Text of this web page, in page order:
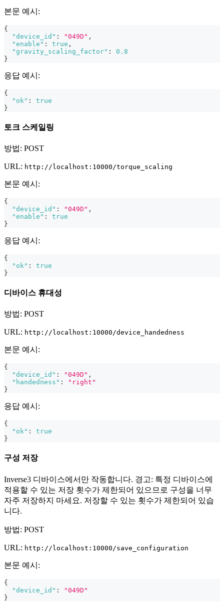
본문 예시:
{
"device_id" : "049D" ,
"enable" : true ,
"gravity_scaling_factor" :
0.8
}
응답 예시:
{
"ok" :
true
}
토크 스케일링
방법: POST
URL: http://localhost:10000/torque_scaling
본문 예시:
{
"device_id" : "049D" ,
"enable" :
true
}
응답 예시:
{
"ok" :
true
}
디바이스 휴대성
방법: POST
URL: http://localhost:10000/device_handedness
본문 예시:
{
"device_id" : "049D" ,
"handedness" :
"right"
}
응답 예시:
{
"ok" :
true
}
구성 저장
Inverse3 디바이스에서만 작동합니다. 경고: 특정 디바이스에
적용할 수 있는 저장 횟수가 제한되어 있으므로 구성을 너무
자주 저장하지 마세요. 저장할 수 있는 횟수가 제한되어 있습
니다.
방법: POST
URL: http://localhost:10000/save_configuration
본문 예시:
{
"device_id" :
"049D"
}